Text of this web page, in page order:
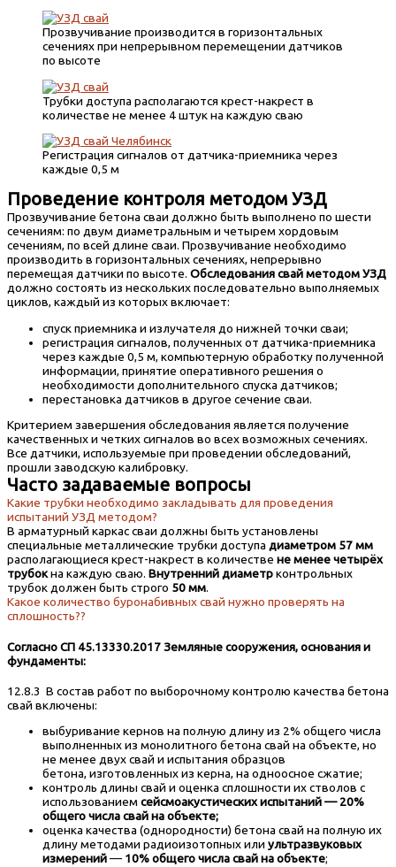
Прозвучивание производится в горизонтальных
сечениях при непрерывном перемещении датчиков
по высоте
Трубки доступа располагаются крест-накрест в
количестве не менее 4 штук на каждую сваю
Регистрация сигналов от датчика-приемника через
каждые 0,5 м
Проведение контроля методом УЗД
Прозвучивание бетона сваи должно быть выполнено по шести
сечениям: по двум диаметральным и четырем хордовым
сечениям, по всей длине сваи. Прозвучивание необходимо
производить в горизонтальных сечениях, непрерывно
перемещая датчики по высоте. Обследования свай методом УЗД
должно состоять из нескольких последовательно выполняемых
циклов, каждый из которых включает:
спуск приемника и излучателя до нижней точки сваи;
регистрация сигналов, полученных от датчика-приемника
через каждые 0,5 м, компьютерную обработку полученной
информации, принятие оперативного решения о
необходимости дополнительного спуска датчиков;
перестановка датчиков в другое сечение сваи.
Критерием завершения обследования является получение
качественных и четких сигналов во всех возможных сечениях.
Все датчики, используемые при проведении обследований,
прошли заводскую калибровку.
Часто задаваемые вопросы
Какие трубки необходимо закладывать для проведения
испытаний УЗД методом?
В арматурный каркас сваи должны быть установлены
специальные металлические трубки доступа диаметром 57 мм
располагающиеся крест-накрест в количестве не менее четырёх
трубокна каждую сваю. Внутренний диаметрконтрольных
трубок должен быть строго 50 мм.
Какое количество буронабивных свай нужно проверять на
сплошность??
Согласно СП 45.13330.2017 Земляные сооружения, основания и
фундаменты:
12.8.3 В состав работ по выборочному контролю качества бетона
свай включены:
выбуривание кернов на полную длину из 2% общего числа
выполненных из монолитного бетона свай на объекте, но
не менее двух свай и испытания образцов
бетона, изготовленных из керна, на одноосное сжатие;
контроль длины свай и оценка сплошности их стволов с
использованием сейсмоакустических испытаний— 20%
общего числа свай на объекте;
оценка качества (однородности) бетона свай на полную их
длину методами радиоизотопных или ультразвуковых
измерений— 10% общего числа свай на объекте;